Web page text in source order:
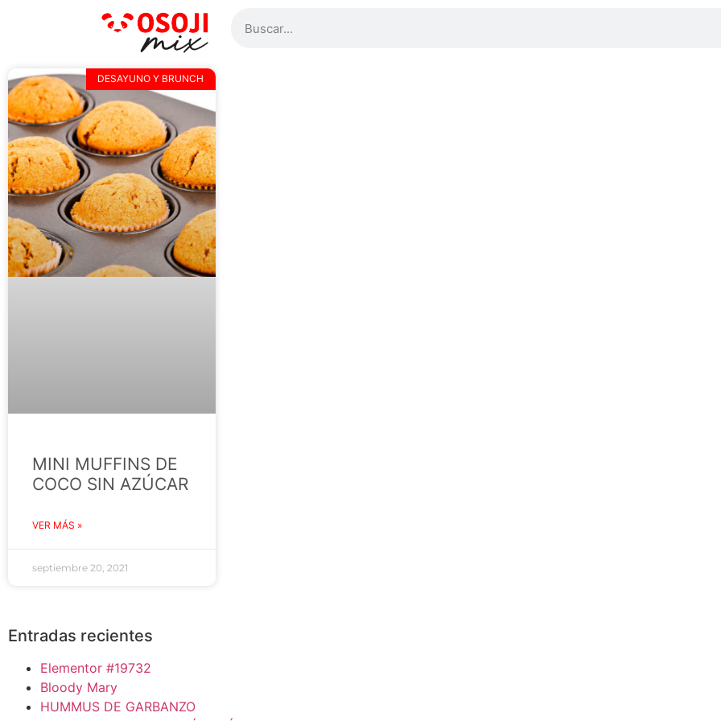
DESAYUNO Y BRUNCH
MINI MUFFINS DE
COCO SIN AZÚCAR
VER MÁS »
septiembre 20, 2021
Entradas recientes
Elementor #19732
Bloody Mary
HUMMUS DE GARBANZO